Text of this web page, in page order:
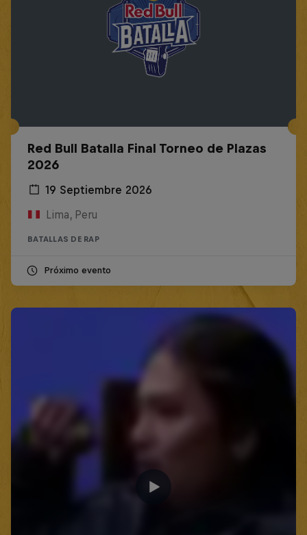
Red Bull Batalla Final Torneo de Plazas
2026
19 Septiembre 2026
Lima, Peru
BATALLAS DE RAP
Próximo evento